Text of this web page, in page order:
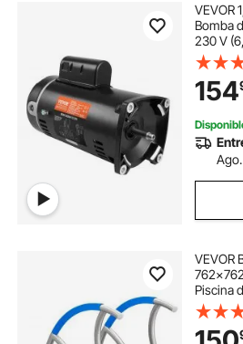
potencia depuradora piscina
aspiradoras para piscina
materiales piscina
la piscina vacía
VEVOR
Bomba
230 V
Trabajo
90μF/
Brida
Piscinas
154
Ago.
VEVOR
Piscina
Placa